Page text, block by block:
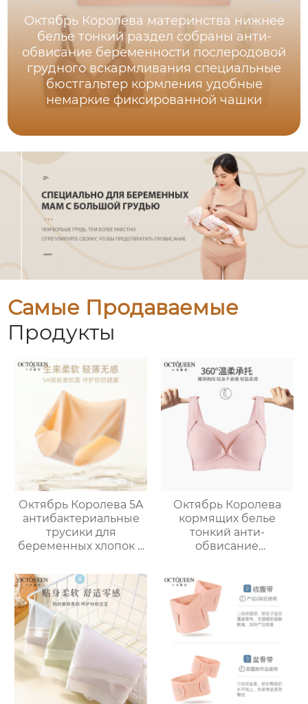
Октябрь Королева материнства нижнее
белье тонкий раздел собраны анти-
обвисание беременности послеродовой
грудного вскармливания специальные
бюстгальтер кормления удобные
немаркие фиксированной чашки
Самые Продаваемые
Продукты
Октябрь Королева 5A
антибактериальные
трусики для
беременных хлопок с
большой размер
материнства
специальные нет
следов шорты
Октябрь Королева
кормящих белье
тонкий анти-
обвисание
вскармливания
специальные
материнский
бюстгальтер большая
маленький размер
бюстгальтер женский